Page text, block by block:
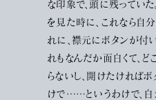
な印象で、頭に残ってい
を見た時に、これなら自
れに、襟元にボタンが付
れもなんだか面白くて、
らないし、開けたければ
けで……というわけで、白